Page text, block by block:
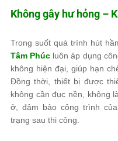
Không gây hư hỏng –
Trong suốt quá trình hút
Tâm Phúc luôn áp dụng
không hiện đại, giúp hạn
Đồng thời, thiết bị được
không cần đục nền, không
ở, đảm bảo công trình
trạng sau thi công.